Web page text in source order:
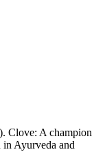
Clove: A champion
in Ayurveda and